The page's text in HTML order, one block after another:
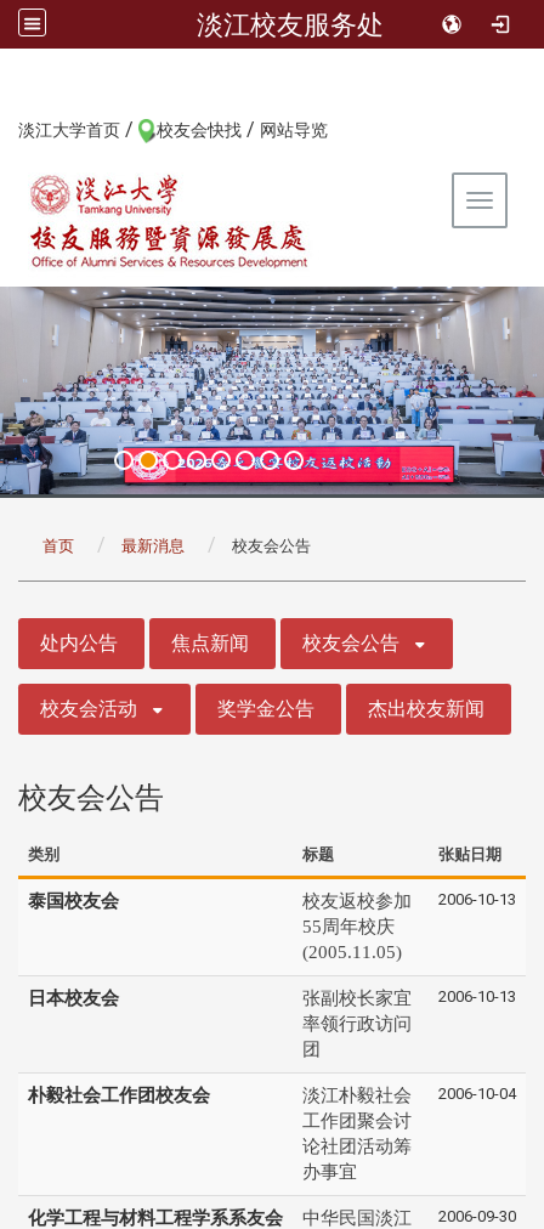
淡江校友服务处
淡江大学首页 / 校友会快找 / 网站导览
Toggle
首页 最新消息 校友会公告
处内公告 焦点新闻 校友会公告
校友会活动 奖学金公告 杰出校友新闻
校友会公告
类别 标题 张贴日期
泰国校友会
校友返校参加
55周年校庆
(2005.11.05)
2006-10-13
日本校友会
张副校长家宜
率领行政访问
团
2006-10-13
朴毅社会工作团校友会
淡江朴毅社会
工作团聚会讨
论社团活动筹
办事宜
2006-10-04
化学工程与材料工程学系系友会
中华民国淡江
2006-09-30